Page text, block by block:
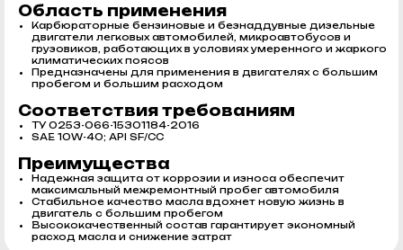
Область применения
Карбюраторные бензиновые и безнаддувные дизельные
двигатели легковых автомобилей, микроавтобусов и
грузовиков, работающих в условиях умеренного и жаркого
климатических поясов
Предназначены для применения в двигателях с большим
пробегом и большим расходом
Соответствия требованиям
ТУ 0253-066-15301184-2016
SAE 10W-40; API SF/CC
Преимущества
Надежная защита от коррозии и износа обеспечит
максимальный межремонтный пробег автомобиля
Стабильное качество масла вдохнет новую жизнь в
двигатель с большим пробегом
Высококачественный состав гарантирует экономный
расход масла и снижение затрат